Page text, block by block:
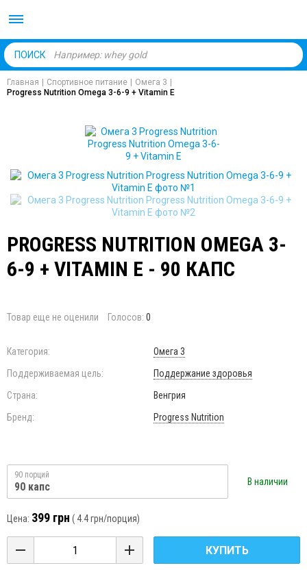
ПОИСК
Главная Спортивное питание Омега 3
Progress Nutrition Omega 3-6-9 + Vitamin E
PROGRESS NUTRITION OMEGA 3-
6-9 + VITAMIN E - 90 КАПС
Товар еще не оценили Голосов: 0
Категория:
Омега 3
Поддерживаемая цель:
Поддержание здоровья
Страна:
Венгрия
Бренд:
Progress Nutrition
90 порций
90 капс В наличии
Цена: 399 грн (4.4 грн/порция)
КУПИТЬ